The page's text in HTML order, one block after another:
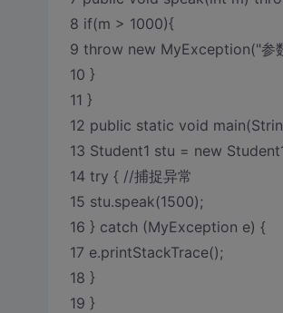
8 if(m > 1000){
9 throw new MyException("参
10 }
11 }
12 public static void
13 Student1 stu = new
14 try { //捕捉异常
15 stu.speak(1500);
16 } catch (MyException e) {
17 e.printStackTrace();
18 }
19 }